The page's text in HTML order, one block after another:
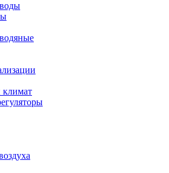
климат